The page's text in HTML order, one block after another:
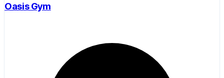
Oasis Gym